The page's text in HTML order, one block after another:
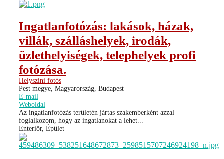
Ingatlanfotózás: lakások, házak,
villák, szálláshelyek, irodák,
üzlethelyiségek, telephelyek profi
fotózása.
Helyszíni fotós
Pest megye, Magyarország, Budapest
E-mail
Weboldal
Az ingatlanfotózás területén jártas szakemberként azzal
foglalkozom, hogy az ingatlanokat a lehet...
Enteriőr, Épület